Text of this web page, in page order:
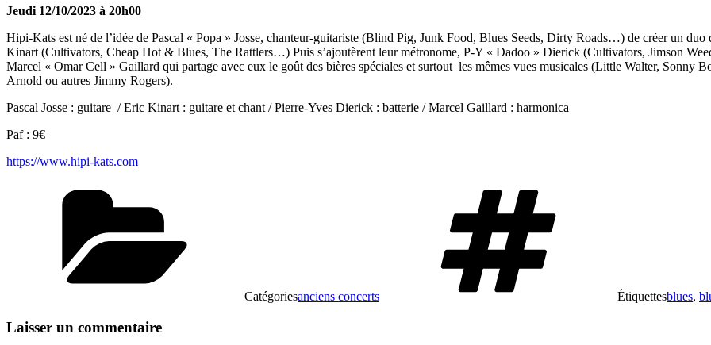
Jeudi 12/10/2023 à 20h00
Hipi-Kats est né de l’idée de Pascal « Popa » Josse, chanteur-guitariste (Blind Pig, Junk Food, Blues Seeds, Dirty Roads…) de créer un
Kinart (Cultivators, Cheap Hot & Blues, The Rattlers…) Puis s’ajoutèrent leur métronome, P-Y « Dadoo » Dierick (Cultivators, Jimson
Marcel « Omar Cell » Gaillard qui partage avec eux le goût des bières spéciales et surtout les mêmes vues musicales (Little Walter,
Arnold ou autres Jimmy Rogers).
Pascal Josse : guitare / Eric Kinart : guitare et chant / Pierre-Yves Dierick : batterie / Marcel Gaillard : harmonica
Paf : 9€
https://www.hipi-kats.com
Catégoriesanciens concerts Étiquettesblues,
Laisser un commentaire